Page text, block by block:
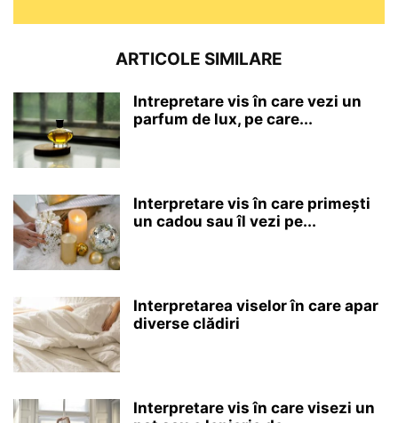
ARTICOLE SIMILARE
Intrepretare vis în care vezi un
parfum de lux, pe care...
Interpretare vis în care primești
un cadou sau îl vezi pe...
Interpretarea viselor în care apar
diverse clădiri
Interpretare vis în care visezi un